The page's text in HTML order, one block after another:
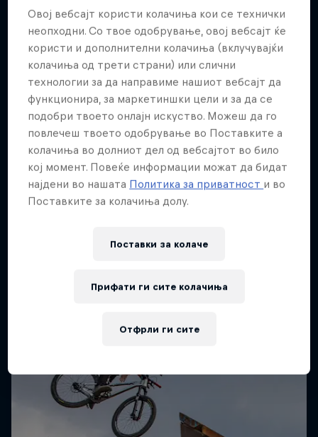
Овој вебсајт користи колачиња кои се технички
неопходни. Со твое одобрување, овој вебсајт ќе
користи и дополнителни колачиња (вклучувајќи
колачиња од трети страни) или слични
технологии за да направиме нашиот вебсајт да
функционира, за маркетиншки цели и за да се
подобри твоето онлајн искуство. Можеш да го
повлечеш твоето одобрување во Поставките а
колачиња во долниот дел од вебсајтот во било
кој момент. Повеќе информации можат да бидат
најдени во нашата Политика за приватност и во
Поставките за колачиња долу.
Поставки за колачe
Отфрли ги сите
Прифати ги сите колачиња